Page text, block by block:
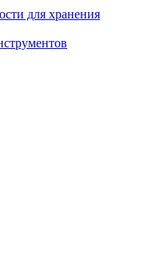
для хранения